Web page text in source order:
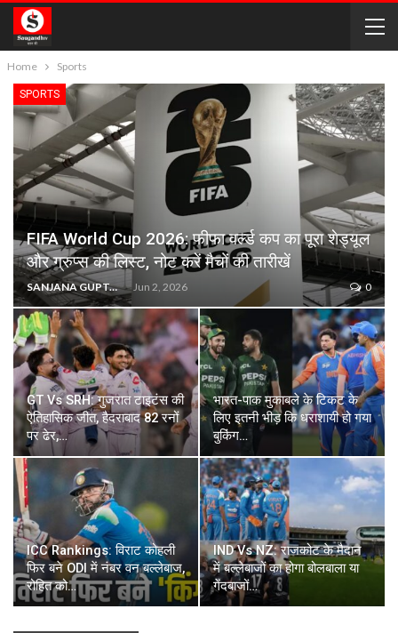
Home Sports
SPORTS
FIFA World Cup 2026: फीफा वर्ल्ड कप का पूरा शेड्यूल
और ग्रुप्स की लिस्ट, नोट करें मैचों की तारीखें
SANJANA GUPTA Jun 2, 2026 0
GT Vs SRH: गुजरात टाइटंस की
ऐतिहासिक जीत, हैदराबाद 82 रनों
पर ढेर,…
भारत-पाक मुकाबले के टिकट के
लिए इतनी भीड़ कि धराशायी हो गया
बुकिंग…
ICC Rankings: विराट कोहली
फिर बने ODI में नंबर वन बल्लेबाज,
रोहित को…
IND Vs NZ: राजकोट के मैदान
में बल्लेबाजों का होगा बोलबाला या
गेंदबाजों…